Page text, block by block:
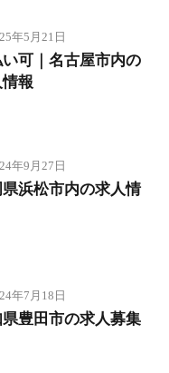
年5月21日
い可｜名古屋市内の
報
年9月27日
浜松市内の求人情
年7月18日
豊田市の求人募集